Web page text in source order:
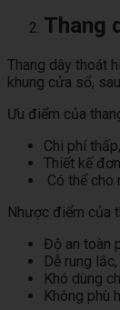
Thang
Thang dây thoát
khung cửa sổ,
Ưu điểm của
Chi phí
Thiết kế
Có thể cho
Nhược điểm của
Độ an toàn
Dễ rung
Khó dùng
Không phù